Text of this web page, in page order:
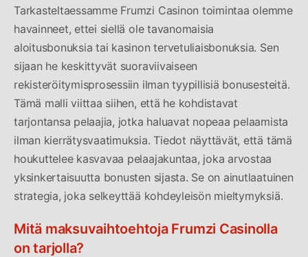
Tarkasteltaessamme Frumzi Casinon toimintaa olemme
havainneet, ettei siellä ole tavanomaisia
aloitusbonuksia tai kasinon tervetuliaisbonuksia. Sen
sijaan he keskittyvät suoraviivaiseen
rekisteröitymisprosessiin ilman tyypillisiä bonusesteitä.
Tämä malli viittaa siihen, että he kohdistavat
tarjontansa pelaajia, jotka haluavat nopeaa pelaamista
ilman kierrätysvaatimuksia. Tiedot näyttävät, että tämä
houkuttelee kasvavaa pelaajakuntaa, joka arvostaa
yksinkertaisuutta bonusten sijasta. Se on ainutlaatuinen
strategia, joka selkeyttää kohdeyleisön mieltymyksiä.
Mitä maksuvaihtoehtoja Frumzi Casinolla
on tarjolla?